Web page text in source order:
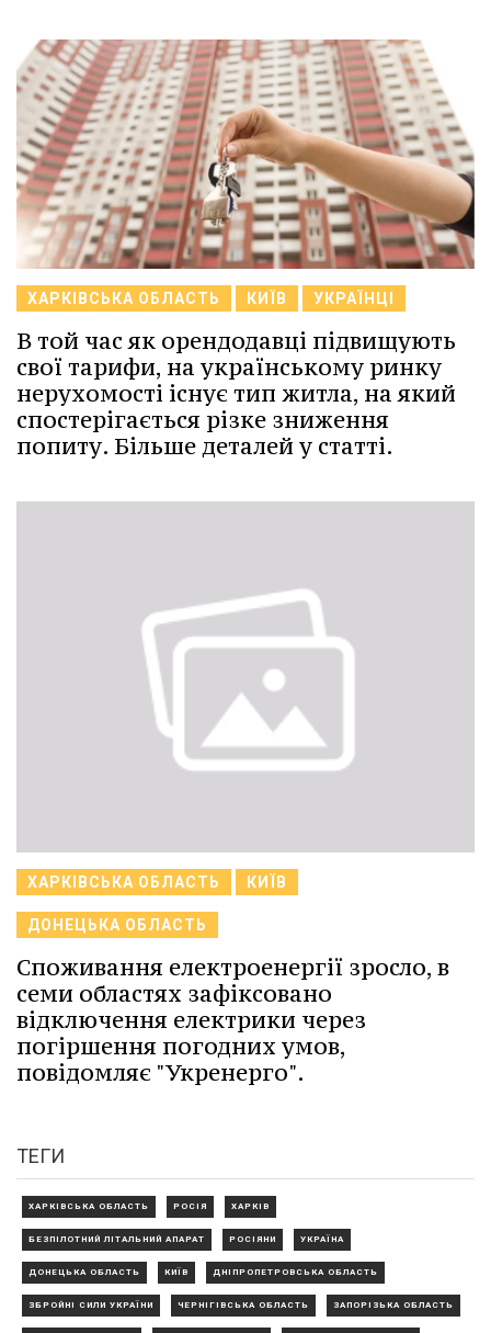
ХАРКІВСЬКА ОБЛАСТЬ КИЇВ УКРАЇНЦІ
В той час як орендодавці підвищують
свої тарифи, на українському ринку
нерухомості існує тип житла, на який
спостерігається різке зниження
попиту. Більше деталей у статті.
ХАРКІВСЬКА ОБЛАСТЬ КИЇВ
ДОНЕЦЬКА ОБЛАСТЬ
Споживання електроенергії зросло, в
семи областях зафіксовано
відключення електрики через
погіршення погодних умов,
повідомляє "Укренерго".
ТЕГИ
ХАРКІВСЬКА ОБЛАСТЬ РОСІЯ ХАРКІВ
БЕЗПІЛОТНИЙ ЛІТАЛЬНИЙ АПАРАТ РОСІЯНИ УКРАЇНА
ДОНЕЦЬКА ОБЛАСТЬ КИЇВ ДНІПРОПЕТРОВСЬКА ОБЛАСТЬ
ЗБРОЙНІ СИЛИ УКРАЇНИ ЧЕРНІГІВСЬКА ОБЛАСТЬ ЗАПОРІЗЬКА ОБЛАСТЬ